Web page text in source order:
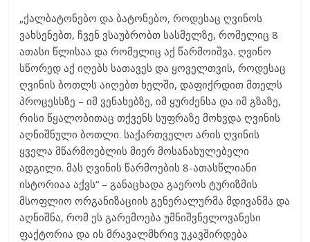
„ქალბატონებო და ბატონებო, როდესაც ღვინოს
ვახსენებთ, ჩვენ ვსაუბრობთ სასმელზე, რომელიც 8
ათასი წლისაა და რომელიც აქ წარმოიშვა. ღვინო
სწორედ აქ იღებს სათავეს და ყოველთვის, როდესაც
ღვინის ბოთლს აიღებთ ხელში, დაფიქრდით მთელს
პროცესსზე – იმ ვენახებზე, იმ ყურძენსა და იმ გზაზე,
რისი წყალობითაც თქვენს სუფრაზე მოხვდა ღვინის
აღნიშნული ბოთლი. საქართველო არის ღვინის
ყველა მწარმოებლის მიერ მოსანახულებელი
ადგილი. მას ღვინის წარმოების 8-ათასწლიანი
ისტორიაა აქვს“ – განაცხადა გაეროს ტურიზმის
მსოფლიო ორგანიზაციის გენერალურმა მდივანმა და
აღნიშნა, რომ ეს გარემოება უმნიშვნელოვანესი
ფაქტორია და ის მრავალმხრივ უკავშირდება